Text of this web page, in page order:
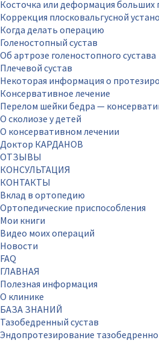
Косточка или деформация больших
Коррекция плосковальгусной
Когда делать операцию
Голеностопный сустав
Об артрозе голеностопного сустава
Плечевой сустав
Некоторая информация о
Консервативное лечение
Перелом шейки бедра —
О сколиозе у детей
О консервативном лечении
Доктор КАРДАНОВ
ОТЗЫВЫ
КОНСУЛЬТАЦИЯ
КОНТАКТЫ
Вклад в ортопедию
Ортопедические приспособления
Мои книги
Видео моих операций
Новости
FAQ
ГЛАВНАЯ
Полезная информация
О клинике
БАЗА ЗНАНИЙ
Тазобедренный сустав
Эндопротезирование